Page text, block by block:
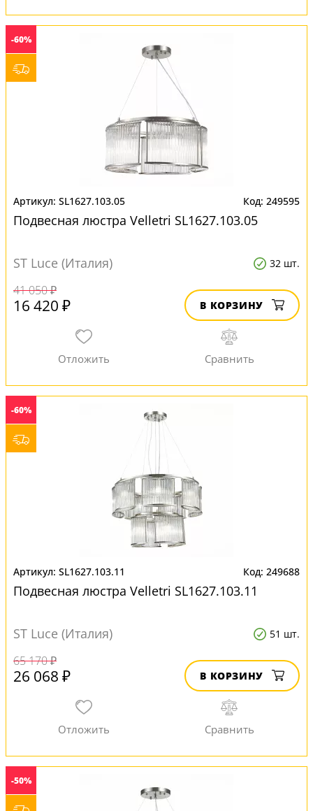
-60%
SL1627.103.05 249595
Подвесная люстра Velletri SL1627.103.05
ST Luce (Италия) 32 шт.
41 050 ₽
16 420 ₽ В КОРЗИНУ
-60%
SL1627.103.11 249688
Подвесная люстра Velletri SL1627.103.11
ST Luce (Италия) 51 шт.
65 170 ₽
26 068 ₽ В КОРЗИНУ
-50%